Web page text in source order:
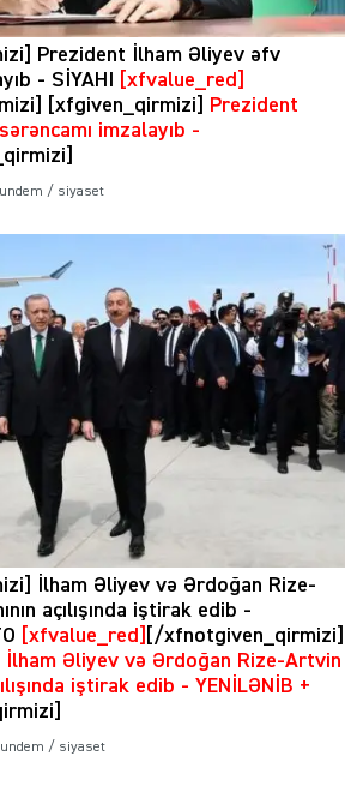
Prezident İlham Əliyev əfv
- SİYAHI
[xfvalue_red]
[xfgiven_qirmizi]
Prezident
imzalayıb -
/ siyaset
İlham Əliyev və Ərdoğan Rize-
açılışında iştirak edib -
[xfvalue_red]
[/xfnotgiven_qirmizi]
İlham Əliyev və Ərdoğan Rize-Artvin
iştirak edib - YENİLƏNİB +
/ siyaset